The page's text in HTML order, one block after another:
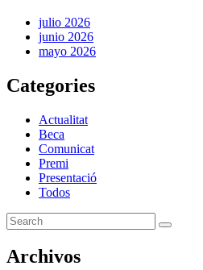
julio 2026
junio 2026
mayo 2026
Categories
Actualitat
Beca
Comunicat
Premi
Presentació
Todos
Archivos